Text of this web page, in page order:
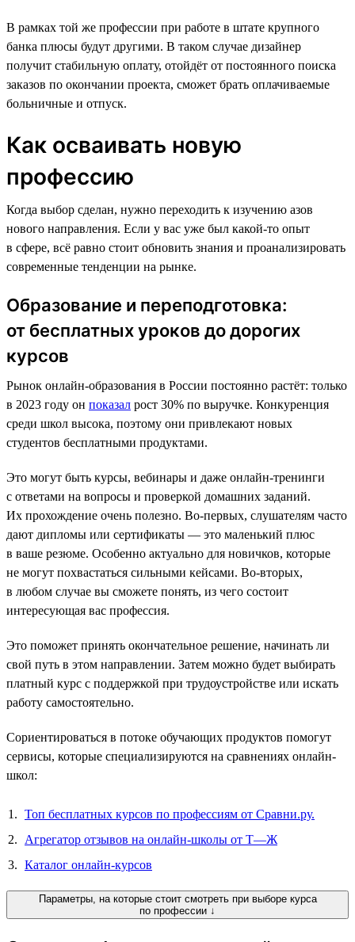
В рамках той же профессии при работе в штате крупного
банка плюсы будут другими. В таком случае дизайнер
получит стабильную оплату, отойдёт от постоянного поиска
заказов по окончании проекта, сможет брать оплачиваемые
больничные и отпуск.
Как осваивать новую
профессию
Когда выбор сделан, нужно переходить к изучению азов
нового направления. Если у вас уже был какой-то опыт
в сфере, всё равно стоит обновить знания и проанализировать
современные тенденции на рынке.
Образование и переподготовка:
от бесплатных уроков до дорогих
курсов
Рынок онлайн-образования в России постоянно растёт: только
в 2023 году он показал рост 30% по выручке. Конкуренция
среди школ высока, поэтому они привлекают новых
студентов бесплатными продуктами.
Это могут быть курсы, вебинары и даже онлайн-тренинги
с ответами на вопросы и проверкой домашних заданий.
Их прохождение очень полезно. Во-первых, слушателям часто
дают дипломы или сертификаты — это маленький плюс
в ваше резюме. Особенно актуально для новичков, которые
не могут похвастаться сильными кейсами. Во-вторых,
в любом случае вы сможете понять, из чего состоит
интересующая вас профессия.
Это поможет принять окончательное решение, начинать ли
свой путь в этом направлении. Затем можно будет выбирать
платный курс с поддержкой при трудоустройстве или искать
работу самостоятельно.
Сориентироваться в потоке обучающих продуктов помогут
сервисы, которые специализируются на сравнениях онлайн-
школ:
Топ бесплатных курсов по профессиям от Сравни.ру.
Агрегатор отзывов на онлайн-школы от Т—Ж
Каталог онлайн-курсов
Параметры, на которые стоит смотреть при выборе курса
по профессии ↓